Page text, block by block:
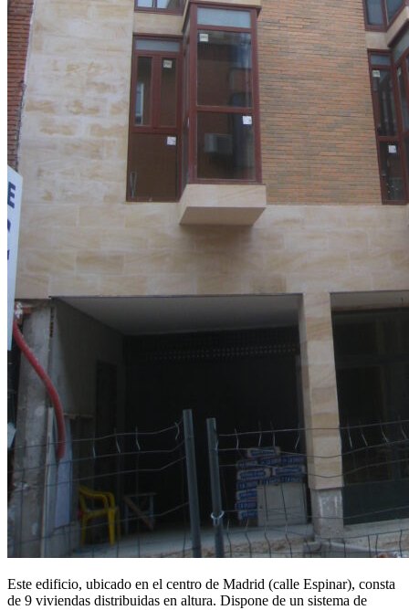
Este edificio, ubicado en el centro de Madrid (calle Espinar), consta
de 9 viviendas distribuidas en altura. Dispone de un sistema de